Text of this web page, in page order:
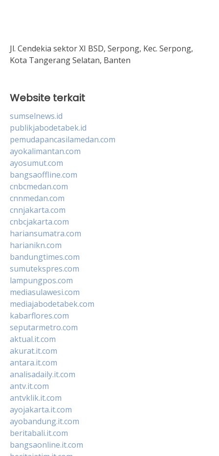
Jl. Cendekia sektor XI BSD, Serpong, Kec. Serpong,
Kota Tangerang Selatan, Banten
Website terkait
sumselnews.id
publikjabodetabek.id
pemudapancasilamedan.com
ayokalimantan.com
ayosumut.com
bangsaoffline.com
cnbcmedan.com
cnnmedan.com
cnnjakarta.com
cnbcjakarta.com
hariansumatra.com
harianikn.com
bandungtimes.com
sumutekspres.com
lampungpos.com
mediasulawesi.com
mediajabodetabek.com
kabarflores.com
seputarmetro.com
aktual.it.com
akurat.it.com
antara.it.com
analisadaily.it.com
antv.it.com
antvklik.it.com
ayojakarta.it.com
ayobandung.it.com
beritabali.it.com
bangsaonline.it.com